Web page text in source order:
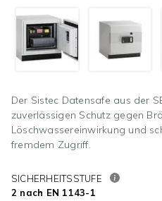
Der Sistec Datensafe aus der
zuverlässigen Schutz gegen
Löschwassereinwirkung und
fremdem Zugriff.
SICHERHEITSSTUFE
2 nach EN 1143-1